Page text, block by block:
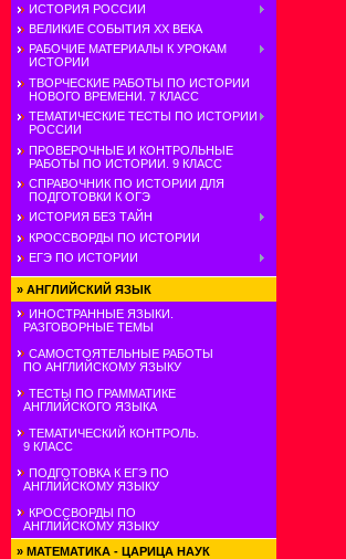
ИСТОРИЯ РОССИИ
ВЕЛИКИЕ СОБЫТИЯ ХХ ВЕКА
РАБОЧИЕ МАТЕРИАЛЫ К УРОКАМ
ИСТОРИИ
ТВОРЧЕСКИЕ РАБОТЫ ПО ИСТОРИИ
НОВОГО ВРЕМЕНИ. 7 КЛАСС
ТЕМАТИЧЕСКИЕ ТЕСТЫ ПО ИСТОРИИ
РОССИИ
ПРОВЕРОЧНЫЕ И КОНТРОЛЬНЫЕ
РАБОТЫ ПО ИСТОРИИ. 9 КЛАСС
СПРАВОЧНИК ПО ИСТОРИИ ДЛЯ
ПОДГОТОВКИ К ОГЭ
ИСТОРИЯ БЕЗ ТАЙН
КРОССВОРДЫ ПО ИСТОРИИ
ЕГЭ ПО ИСТОРИИ
» АНГЛИЙСКИЙ ЯЗЫК
ИНОСТРАННЫЕ ЯЗЫКИ.
РАЗГОВОРНЫЕ ТЕМЫ
САМОСТОЯТЕЛЬНЫЕ РАБОТЫ
ПО АНГЛИЙСКОМУ ЯЗЫКУ
ТЕСТЫ ПО ГРАММАТИКЕ
АНГЛИЙСКОГО ЯЗЫКА
ТЕМАТИЧЕСКИЙ КОНТРОЛЬ.
9 КЛАСС
ПОДГОТОВКА К ЕГЭ ПО
АНГЛИЙСКОМУ ЯЗЫКУ
КРОССВОРДЫ ПО
АНГЛИЙСКОМУ ЯЗЫКУ
» МАТЕМАТИКА - ЦАРИЦА НАУК